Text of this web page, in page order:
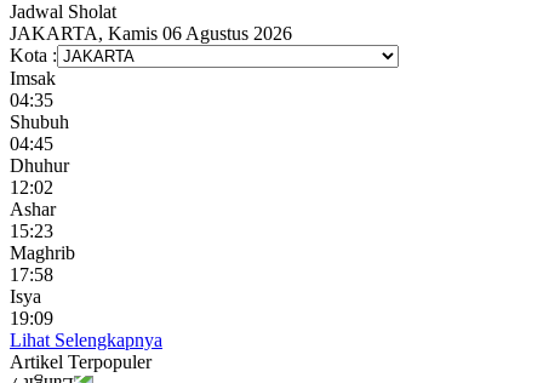
Jadwal Sholat
JAKARTA, Kamis 06 Agustus 2026
Kota :
Imsak
04:35
Shubuh
04:45
Dhuhur
12:02
Ashar
15:23
Maghrib
17:58
Isya
19:09
Lihat Selengkapnya
Artikel Terpopuler